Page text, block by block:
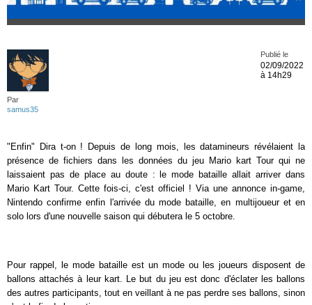
Par
samus35
Publié le
02/09/2022
à 14h29
"Enfin" Dira t-on ! Depuis de long mois, les datamineurs révélaient la
présence de fichiers dans les données du jeu Mario kart Tour qui ne
laissaient pas de place au doute : le mode bataille allait arriver dans
Mario Kart Tour. Cette fois-ci, c'est officiel ! Via une annonce in-game,
Nintendo confirme enfin l'arrivée du mode bataille, en multijoueur et en
solo lors d'une nouvelle saison qui débutera le 5 octobre.
Pour rappel, le mode bataille est un mode ou les joueurs disposent de
ballons attachés à leur kart. Le but du jeu est donc d'éclater les ballons
des autres participants, tout en veillant à ne pas perdre ses ballons, sinon